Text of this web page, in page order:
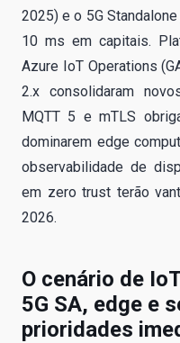
2025) e o 5G
10 ms em capitais.
Azure IoT Operations
2.x consolidaram
MQTT 5 e mTLS
dominarem edge
observabilidade de
em zero trust terão
2026.
O cenário de
5G SA, edge e
prioridades